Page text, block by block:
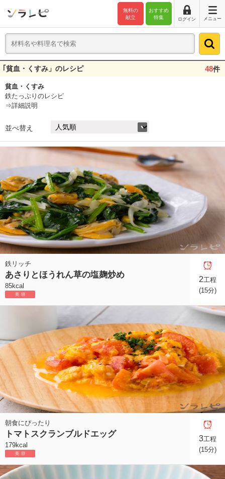
おすすめ
特集
無料の
献立
ログイン メニュー
｢貧血・くすみ」のレシピ 48件
貧血・くすみ
鉄たっぷりのレシピ
⇒詳細説明
並べ替え
鉄リッチ
あさりとほうれん草の塩麹炒め
85kcal
2工程
(15分)
朝食にぴったり
トマトスクランブルドエッグ
179kcal
3工程
(15分)